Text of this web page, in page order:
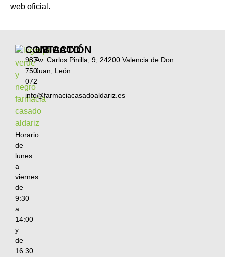
web oficial.
Horario:
de
lunes
a
viernes
de
9:30
a
14:00
y
de
16:30
CONTACTO
987
750
072
info@farmaciacasadoaldariz.es
UBICACIÓN
Av. Carlos Pinilla, 9, 24200 Valencia de Don
Juan, León